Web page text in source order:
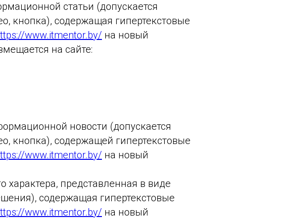
статьи (допускается
кнопка), содержащая гипертекстовые
www.itmentor.by/ на новый
на сайте:
новости (допускается
кнопка), содержащей гипертекстовые
www.itmentor.by/ на новый
представленная в виде
содержащая гипертекстовые
www.itmentor.by/ на новый